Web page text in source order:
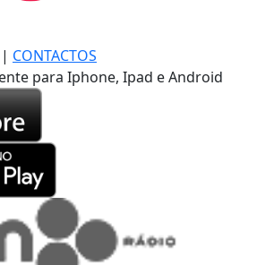
| CONTACTOS
para Iphone, Ipad e Android